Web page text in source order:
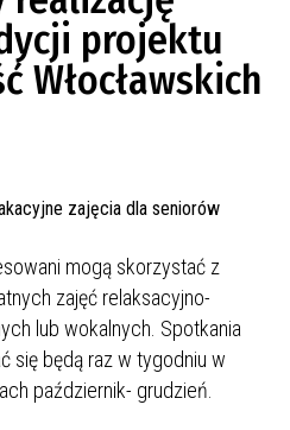
projektu
Włocławskich
mogą skorzystać z
zajęć relaksacyjno-
lub wokalnych. Spotkania
się będą raz w tygodniu w
październik- grudzień.